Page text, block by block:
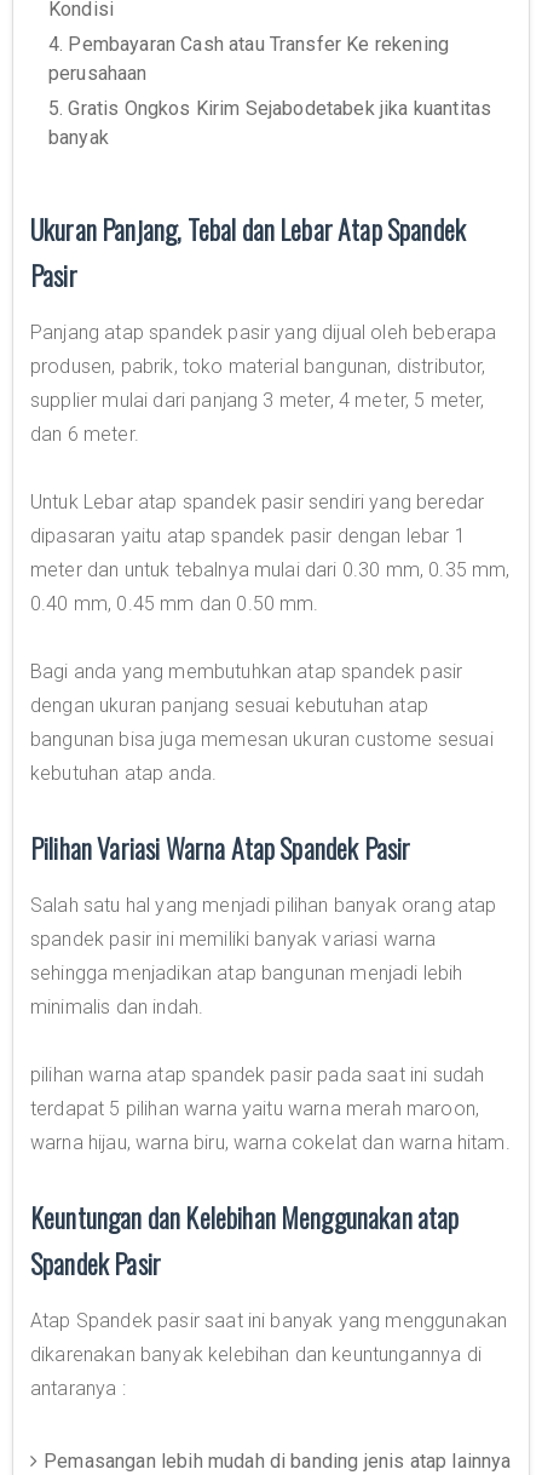
Kondisi
4. Pembayaran Cash atau Transfer Ke rekening
perusahaan
5. Gratis Ongkos Kirim Sejabodetabek jika kuantitas
banyak
Ukuran Panjang, Tebal dan Lebar Atap Spandek
Pasir
Panjang atap spandek pasir yang dijual oleh beberapa
produsen, pabrik, toko material bangunan, distributor,
supplier mulai dari panjang 3 meter, 4 meter, 5 meter,
dan 6 meter.
Untuk Lebar atap spandek pasir sendiri yang beredar
dipasaran yaitu atap spandek pasir dengan lebar 1
meter dan untuk tebalnya mulai dari 0.30 mm, 0.35 mm,
0.40 mm, 0.45 mm dan 0.50 mm.
Bagi anda yang membutuhkan atap spandek pasir
dengan ukuran panjang sesuai kebutuhan atap
bangunan bisa juga memesan ukuran custome sesuai
kebutuhan atap anda.
Pilihan Variasi Warna Atap Spandek Pasir
Salah satu hal yang menjadi pilihan banyak orang atap
spandek pasir ini memiliki banyak variasi warna
sehingga menjadikan atap bangunan menjadi lebih
minimalis dan indah.
pilihan warna atap spandek pasir pada saat ini sudah
terdapat 5 pilihan warna yaitu warna merah maroon,
warna hijau, warna biru, warna cokelat dan warna hitam.
Keuntungan dan Kelebihan Menggunakan atap
Spandek Pasir
Atap Spandek pasir saat ini banyak yang menggunakan
dikarenakan banyak kelebihan dan keuntungannya di
antaranya :
Pemasangan lebih mudah di banding jenis atap lainnya